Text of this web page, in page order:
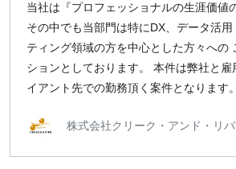
当社は『プロフェッショナルの生涯価値
その中でも当部門は特にDX、データ活
ティング領域の方を中心とした方々への
ションとしております。 本件は弊社と雇
イアント先での勤務頂く案件となります。
株式会社クリーク・アンド・リ